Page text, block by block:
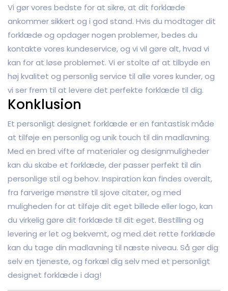
Vi gør vores bedste for at sikre, at dit forklæde
ankommer sikkert og i god stand. Hvis du modtager dit
forklæde og opdager nogen problemer, bedes du
kontakte vores kundeservice, og vi vil gøre alt, hvad vi
kan for at løse problemet. Vi er stolte af at tilbyde en
høj kvalitet og personlig service til alle vores kunder, og
vi ser frem til at levere det perfekte forklæde til dig.
Konklusion
Et personligt designet forklæde er en fantastisk måde
at tilføje en personlig og unik touch til din madlavning.
Med en bred vifte af materialer og designmuligheder
kan du skabe et forklæde, der passer perfekt til din
personlige stil og behov. Inspiration kan findes overalt,
fra farverige mønstre til sjove citater, og med
muligheden for at tilføje dit eget billede eller logo, kan
du virkelig gøre dit forklæde til dit eget. Bestilling og
levering er let og bekvemt, og med det rette forklæde
kan du tage din madlavning til næste niveau. Så gør dig
selv en tjeneste, og forkæl dig selv med et personligt
designet forklæde i dag!